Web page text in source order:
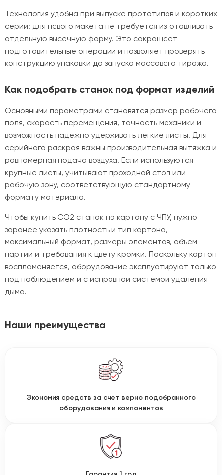
Технология удобна при выпуске прототипов и коротких
серий: для нового макета не требуется изготавливать
отдельную высечную форму. Это сокращает
подготовительные операции и позволяет проверять
конструкцию упаковки до запуска массового тиража.
Как подобрать станок под формат изделий
Основными параметрами становятся размер рабочего
поля, скорость перемещения, точность механики и
возможность надежно удерживать легкие листы. Для
серийного раскроя важны производительная вытяжка и
равномерная подача воздуха. Если используются
крупные листы, учитывают проходной стол или
рабочую зону, соответствующую стандартному
формату материала.
Чтобы купить CO2 станок по картону с ЧПУ, нужно
заранее указать плотность и тип картона,
максимальный формат, размеры элементов, объем
партии и требования к цвету кромки. Поскольку картон
воспламеняется, оборудование эксплуатируют только
под наблюдением и с исправной системой удаления
дыма.
Наши преимущества
Экономия средств за счет верно подобранного
оборудования и компонентов